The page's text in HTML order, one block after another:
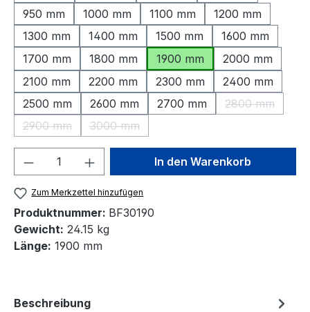
950 mm
1000 mm 1100 mm
1200 mm
1300 mm
1400 mm 1500 mm
1600 mm
1700 mm
1800 mm 1900 mm
2000 mm
2100 mm
2200 mm 2300 mm
2400 mm
2500 mm
2600 mm 2700 mm 2800 mm
(Diese
2900 mm
(Diese Option ist zurzeit nicht verfügbar.)
3000 mm
(Diese Option ist zurzeit nicht verfügbar.)
Produkt Anzahl: Gib denIn den Warenkorb
Zum Merkzettel hinzufügen
Produktnummer: BF30190
Gewicht: 24.15 kg
Länge: 1900 mm
Beschreibung